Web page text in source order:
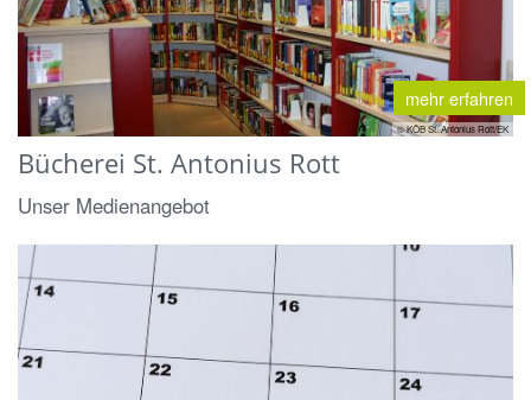
mehr erfahren
© KÖB St. Antonius Rott/EK
Bücherei St. Antonius Rott
Unser Medienangebot